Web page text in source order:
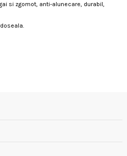
si zgomot, anti-alunecare, durabil,